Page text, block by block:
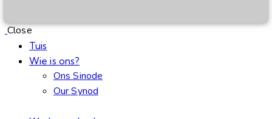
Close
Tuis
Wie is ons?
Ons Sinode
Our Synod